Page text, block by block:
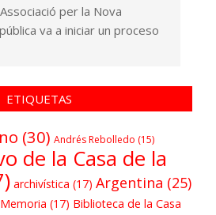
per la Nova
va a iniciar un proceso
ETIQUETAS
(30) Andrés Rebolledo (15)
de la Casa de la
archivística (17) Argentina (25)
(17) Biblioteca de la Casa